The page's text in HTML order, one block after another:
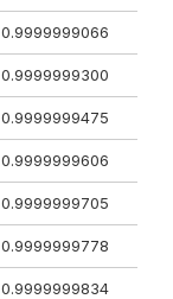
0.9999999066
0.9999999300
0.9999999475
0.9999999606
0.9999999705
0.9999999778
0.9999999834